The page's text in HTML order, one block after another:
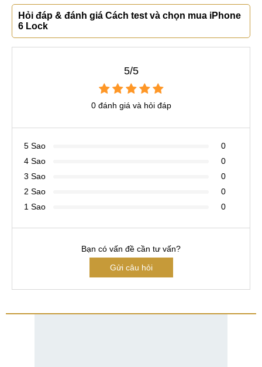
Hỏi đáp & đánh giá Cách test và chọn mua iPhone
6 Lock
5/5
0 đánh giá và hỏi đáp
5 Sao
0
4 Sao
0
3 Sao
0
2 Sao
0
1 Sao
0
Bạn có vấn đề cần tư vấn?
Gửi câu hỏi